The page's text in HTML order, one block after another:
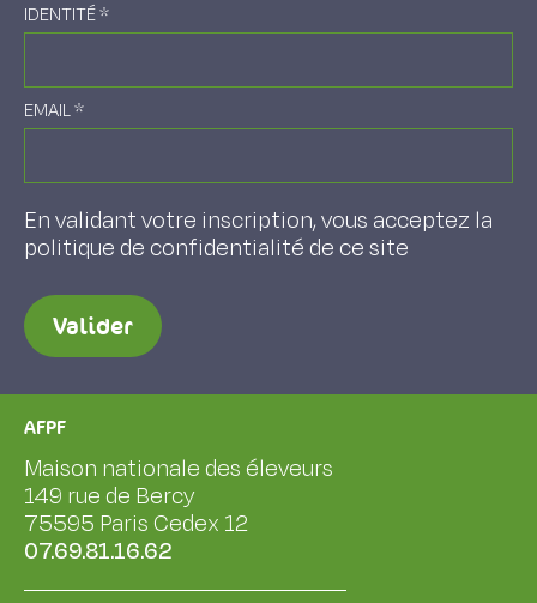
IDENTITÉ*
EMAIL*
En validant votre inscription, vous acceptez la
politique de confidentialité de ce site
Valider
AFPF
Maison nationale des éleveurs
149 rue de Bercy
75595 Paris Cedex 12
07.69.81.16.62